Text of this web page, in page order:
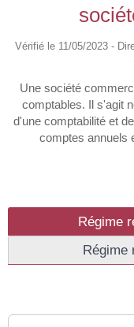
Vérifié le 11/05/2023 -
Une société
comptables. Il s'agit
d'une comptabilité et
comptes annuels
Régime
Régime